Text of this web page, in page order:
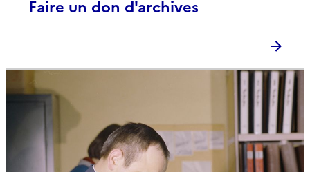
Faire un don d'archives